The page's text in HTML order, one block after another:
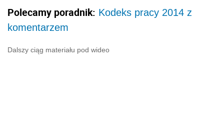
Polecamy poradnik: Kodeks pracy 2014 z
komentarzem
Dalszy ciąg materiału pod wideo